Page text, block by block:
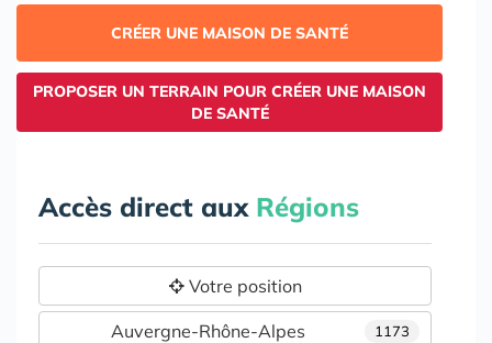
CRÉER UNE MAISON DE SANTÉ
PROPOSER UN TERRAIN POUR CRÉER UNE MAISON
DE SANTÉ
Accès direct aux Régions
Votre position
1173
Auvergne-Rhône-Alpes